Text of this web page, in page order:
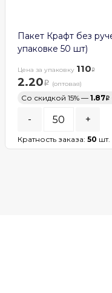
Пакет Крафт без
упаковке 50 шт)
Цена за упаковку 110
2.20 (оптовая)
Со скидкой 15% — 1.87
- +
Кратность заказа: 50 шт.